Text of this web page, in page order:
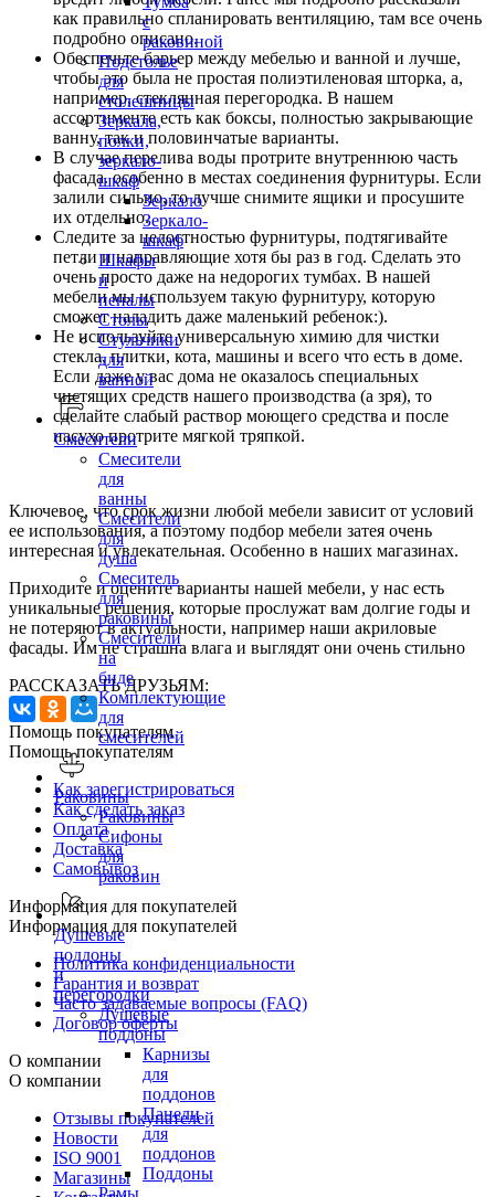
с
раковиной
Подстолье
для
столешницы
Зеркала,
полки,
зеркало-
шкаф
Зеркало
Зеркало-
шкаф
Шкафы
и
пеналы
Столы
Стульчики
для
ванной
Смесители
Смесители
для
ванны
Смесители
для
душа
Смеситель
для
раковины
Смесители
на
биде
Комплектующие
для
смесителей
Раковины
Раковины
Сифоны
для
раковин
Душевые
поддоны
и
перегородки
Душевые
поддоны
Карнизы
для
поддонов
Панели
для
поддонов
Поддоны
как правильно спланировать вентиляцию, там все очень
подробно описано.
Обеспечьте барьер между мебелью и ванной и лучше,
чтобы это была не простая полиэтиленовая шторка, а,
например, стеклянная перегородка. В нашем
ассортименте есть как боксы, полностью закрывающие
ванну, так и половинчатые варианты.
В случае перелива воды протрите внутреннюю часть
фасада. особенно в местах соединения фурнитуры. Если
залили сильно, то лучше снимите ящики и просушите
их отдельно.
Следите за целостностью фурнитуры, подтягивайте
петли и направляющие хотя бы раз в год. Сделать это
очень просто даже на недорогих тумбах. В нашей
мебели мы используем такую фурнитуру, которую
сможет наладить даже маленький ребенок:).
Не используйте универсальную химию для чистки
стекла, плитки, кота, машины и всего что есть в доме.
Если даже у вас дома не оказалось специальных
чистящих средств нашего производства (а зря), то
сделайте слабый раствор моющего средства и после
насухо протрите мягкой тряпкой.
Ключевое, что срок жизни любой мебели зависит от условий
ее использования, а поэтому подбор мебели затея очень
интересная и увлекательная. Особенно в наших магазинах.
Приходите и оцените варианты нашей мебели, у нас есть
уникальные решения, которые прослужат вам долгие годы и
не потеряют в актуальности, например наши акриловые
фасады. Им не страшна влага и выглядят они очень стильно
РАССКАЗАТЬ ДРУЗЬЯМ:
Помощь покупателям
Помощь покупателям
Как зарегистрироваться
Как сделать заказ
Оплата
Доставка
Самовывоз
Информация для покупателей
Информация для покупателей
Политика конфиденциальности
Гарантия и возврат
Часто задаваемые вопросы (FAQ)
Договор оферты
О компании
О компании
Отзывы покупателей
Новости
ISO 9001
Магазины